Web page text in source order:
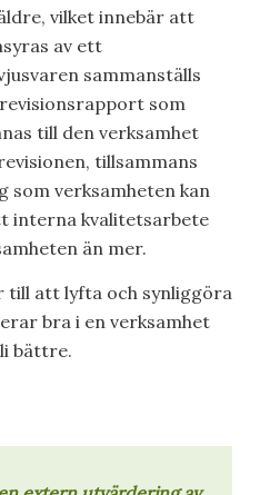
vilket innebär att
av ett
sammanställs
som
till den verksamhet
tillsammans
som verksamheten kan
interna kvalitetsarbete
än mer.
till att lyfta och synliggöra
bra i en verksamhet
bättre.